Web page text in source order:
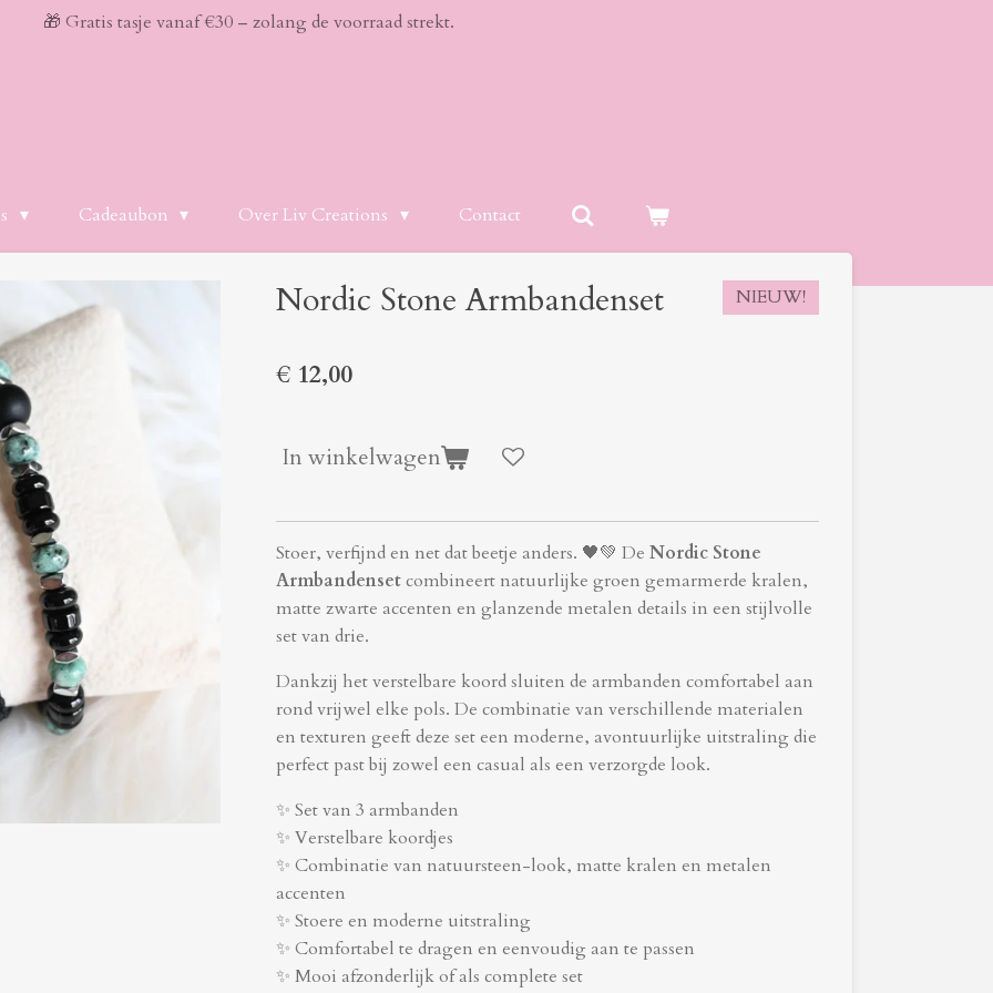
🎁 Gratis tasje vanaf €30 – zolang de voorraad strekt.
Cadeaubon Over Liv Creations Contact
Nordic Stone Armbandenset NIEUW!
€ 12,00
In winkelwagen
Stoer, verfijnd en net dat beetje anders. 🖤💚 De Nordic Stone
Armbandensetcombineert natuurlijke groen gemarmerde kralen,
matte zwarte accenten en glanzende metalen details in een stijlvolle
set van drie.
Dankzij het verstelbare koord sluiten de armbanden comfortabel aan
rond vrijwel elke pols. De combinatie van verschillende materialen
en texturen geeft deze set een moderne, avontuurlijke uitstraling die
perfect past bij zowel een casual als een verzorgde look.
✨ Set van 3 armbanden
✨ Verstelbare koordjes
✨ Combinatie van natuursteen-look, matte kralen en metalen
accenten
✨ Stoere en moderne uitstraling
✨ Comfortabel te dragen en eenvoudig aan te passen
✨ Mooi afzonderlijk of als complete set